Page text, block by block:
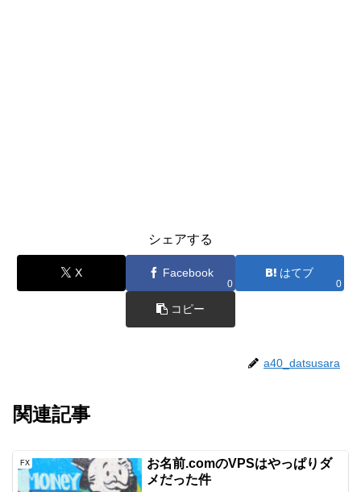
シェアする
X Facebook
0
はてブ
0
コピー
a40_datsusara
関連記事
FX
お名前.comのVPSはやっぱりダ
メだった件